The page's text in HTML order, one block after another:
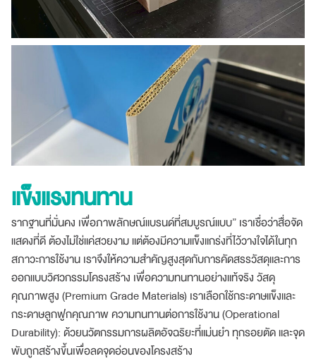
แข็งแรงทนทาน
รากฐานที่มั่นคง เพื่อภาพลักษณ์แบรนด์ที่สมบูรณ์แบบ” เราเชื่อว่าสื่อจัด
แสดงที่ดี ต้องไม่ใช่แค่สวยงาม แต่ต้องมีความแข็งแกร่งที่ไว้วางใจได้ในทุก
สภาวะการใช้งาน เราจึงให้ความสำคัญสูงสุดกับการคัดสรรวัสดุและการ
ออกแบบวิศวกรรมโครงสร้าง เพื่อความทนทานอย่างแท้จริง วัสดุ
คุณภาพสูง (Premium Grade Materials) เราเลือกใช้กระดาษแข็งและ
กระดาษลูกฟูกคุณภาพ ความทนทานต่อการใช้งาน (Operational
Durability): ด้วยนวัตกรรมการผลิตอัจฉริยะที่แม่นยำ ทุกรอยตัด และจุด
พับถูกสร้างขึ้นเพื่อลดจุดอ่อนของโครงสร้าง